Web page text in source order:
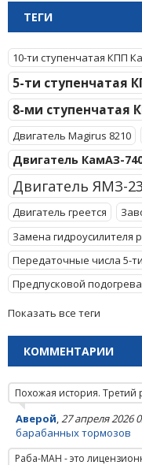
ТЕГИ
10-ти ступенчатая КПП
5-ти ступенчатая
8-ми ступенчатая
Двигатель Magirus 8210
Двигатель КамАЗ-
Двигатель ЯМЗ-
Двигатель греется
Замена гидроусилителя
Передаточные числа 5-
Предпусковой
Показать все теги
КОММЕНТАРИИ
Похожая история.
Аверой,27 апреля 2026
барабанных тормозов
Раба-МАН - это